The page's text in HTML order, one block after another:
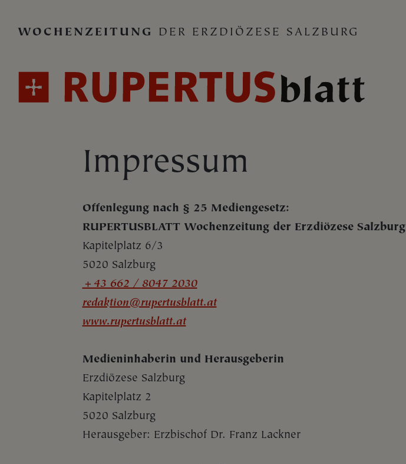
WOCHENZEITUNG DER ERZDIÖZESE SALZBURG
Impressum
Offenlegung nach § 25 Mediengesetz:
RUPERTUSBLATT Wochenzeitung der Erzdiözese Salzburg
Kapitelplatz 6/3
5020 Salzburg
+43 662 / 8047 2030
redaktion@rupertusblatt.at
www.rupertusblatt.at
Medieninhaberin und Herausgeberin
Erzdiözese Salzburg
Kapitelplatz 2
5020 Salzburg
Herausgeber: Erzbischof Dr. Franz Lackner